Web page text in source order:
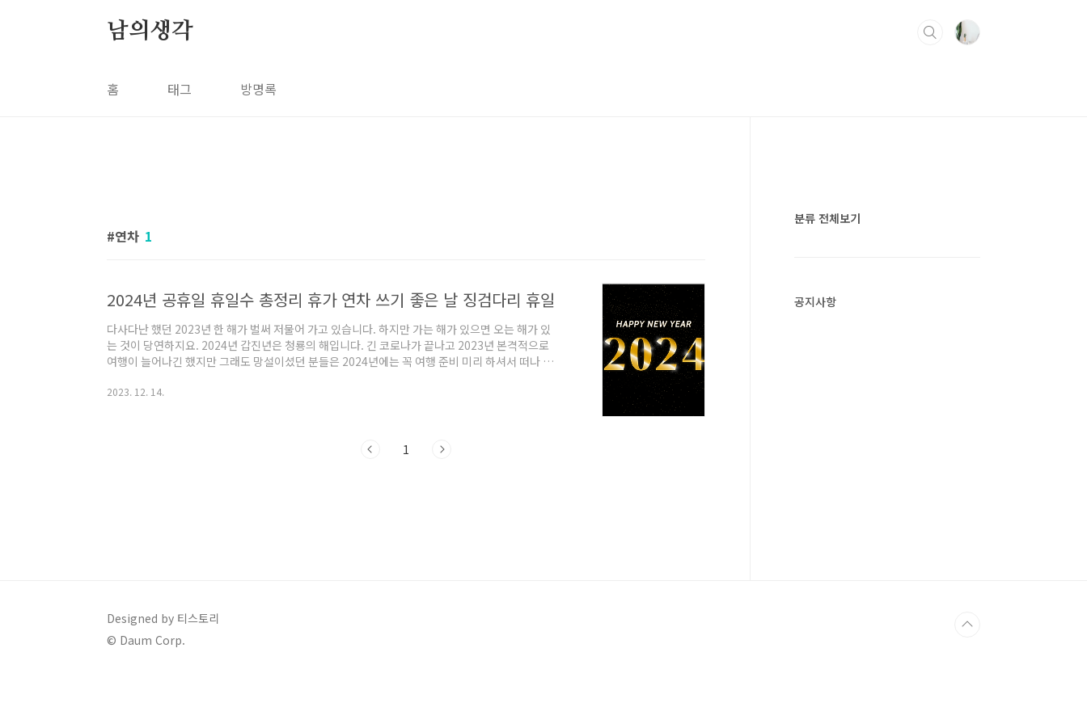
남의생각
홈 태그 방명록
연차 1
2024년 공휴일 휴일수 총정리 휴가 연차 쓰기 좋은 날 징검다리 휴일
다사다난 했던 2023년 한 해가 벌써 저물어 가고 있습니다. 하지만 가는 해가 있으면 오는 해가 있
는 것이 당연하지요. 2024년 갑진년은 청룡의 해입니다. 긴 코로나가 끝나고 2023년 본격적으로
여행이 늘어나긴 했지만 그래도 망설이셨던 분들은 2024년에는 꼭 여행 준비 미리 하셔서 떠나 보
검다리 휴일이 궁금하시리라 생각됩니다. 오늘 2024년 공휴일과 연차 내기 좋은 징검다리 휴일 알
2023. 12. 14.
1
분류 전체보기
공지사항
Designed by 티스토리
© Daum Corp.